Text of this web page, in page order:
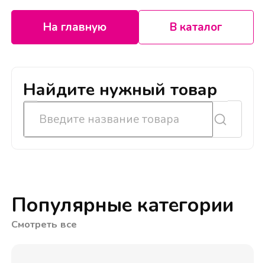
На главную В каталог
Найдите нужный товар
Популярные категории
Смотреть все